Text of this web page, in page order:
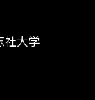
社大学